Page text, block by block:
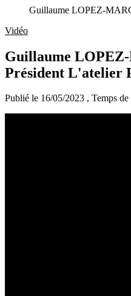
Guillaume LOPEZ-
Vidéo
Guillaume
Président L'atelier
Publié le 16/05/2023 , Temps